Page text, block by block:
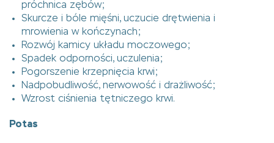
próchnica zębów;
Skurcze i bóle mięśni, uczucie drętwienia i
mrowienia w kończynach;
Rozwój kamicy układu moczowego;
Spadek odporności, uczulenia;
Pogorszenie krzepnięcia krwi;
Nadpobudliwość, nerwowość i drażliwość;
Wzrost ciśnienia tętniczego krwi.
Potas